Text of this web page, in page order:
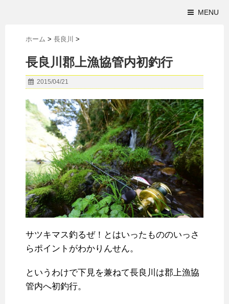
MENU
ホーム > 長良川 >
長良川郡上漁協管内初釣行
2015/04/21
サツキマス釣るぜ！とはいったもののいっさ
らポイントがわかりんせん。
というわけで下見を兼ねて長良川は郡上漁協
管内へ初釣行。